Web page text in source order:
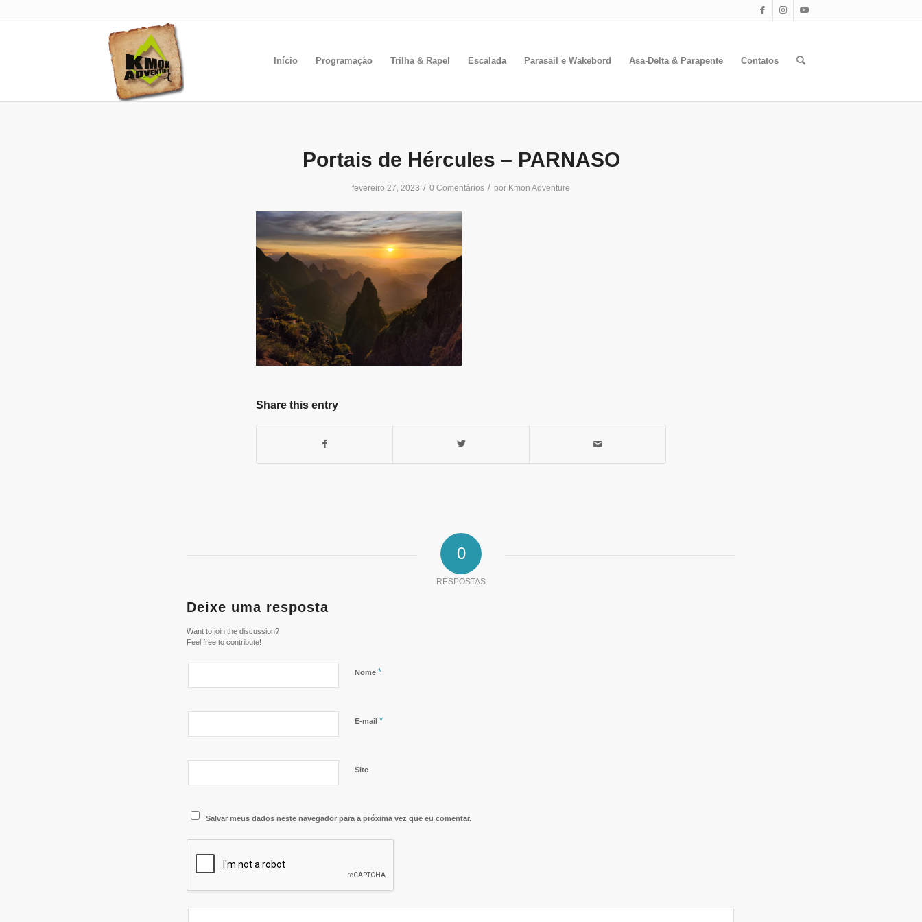
Início Programação Trilha & Rapel Escalada Parasail e Wakebord Asa-Delta & Parapente Contatos
Portais de Hércules – PARNASO
fevereiro 27, 2023 / 0 Comentários / por Kmon Adventure
Share this entry
0
RESPOSTAS
Deixe uma resposta
Want to join the discussion?
Feel free to contribute!
Nome *
E-mail *
Site
Salvar meus dados neste navegador para a próxima vez que eu comentar.